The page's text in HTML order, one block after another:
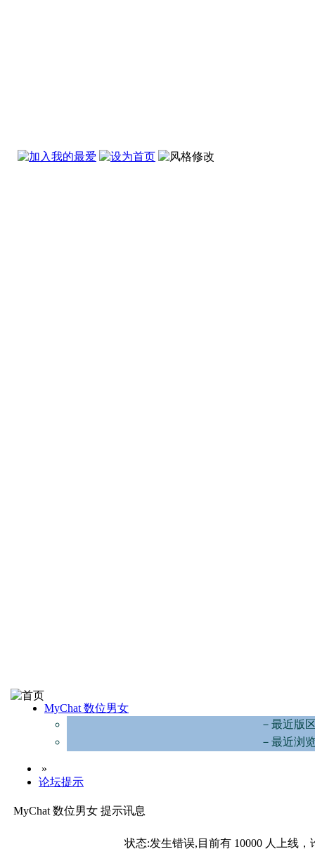
MyChat 数位男女
－最近版
－最近浏
»
论坛提示
MyChat 数位男女 提示讯息
状态:发生错误,目前有 10000 人上线